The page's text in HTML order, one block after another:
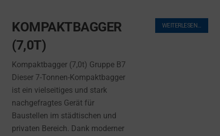
KOMPAKTBAGGER
(7,0T)
Kompaktbagger (7,0t) Gruppe B7
Dieser 7-Tonnen-Kompaktbagger
ist ein vielseitiges und stark
nachgefragtes Gerät für
Baustellen im städtischen und
privaten Bereich. Dank moderner
WEITERLESEN…